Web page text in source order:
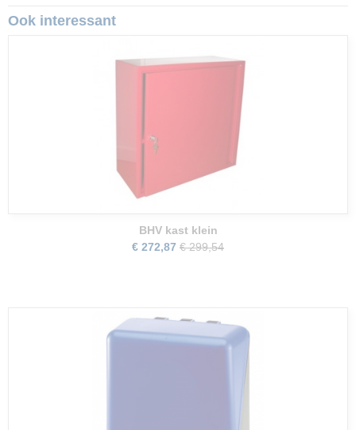
Ook interessant
BHV kast klein
€ 272,87 € 299,54